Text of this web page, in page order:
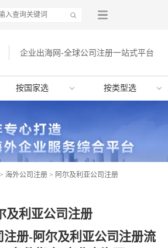
企业出海网-全球公司注册一站式平台
按国家选 按类型选
> 海外公司注册 > 阿尔及利亚公司注册
及利亚公司注册
注册-阿尔及利亚公司注册流